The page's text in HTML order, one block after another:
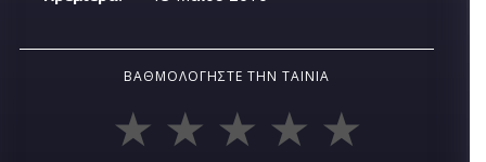
ΒΑΘΜΟΛΟΓΉΣΤΕ ΤΗΝ ΤΑΙΝΊΑ